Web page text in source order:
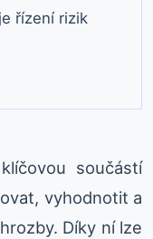
řízení rizik
součástí
vyhodnotit a
Díky ní lze